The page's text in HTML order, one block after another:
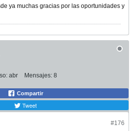
ya muchas gracias por las oportunidades y
abr Mensajes: 8
Compartir
Tweet
#176